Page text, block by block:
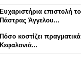
Ευχαριστήρια επιστολή
Πάστρας Άγγελου...
Πόσο κοστίζει
Κεφαλονιά...